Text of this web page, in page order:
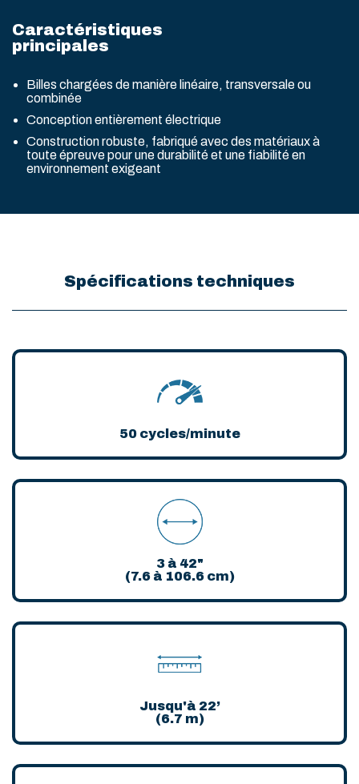
Caractéristiques
principales
Billes chargées de manière linéaire, transversale ou
combinée
Conception entièrement électrique
Construction robuste, fabriqué avec des matériaux à
toute épreuve pour une durabilité et une fiabilité en
environnement exigeant
Spécifications techniques
50 cycles/minute
3 à 42"
(7.6 à 106.6 cm)
Jusqu'à 22’
(6.7 m)